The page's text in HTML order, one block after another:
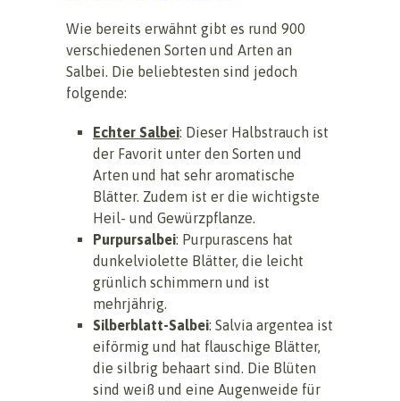
Wie bereits erwähnt gibt es rund 900
verschiedenen Sorten und Arten an
Salbei. Die beliebtesten sind jedoch
folgende:
Echter Salbei: Dieser Halbstrauch ist
der Favorit unter den Sorten und
Arten und hat sehr aromatische
Blätter. Zudem ist er die wichtigste
Heil- und Gewürzpflanze.
Purpursalbei: Purpurascens hat
dunkelviolette Blätter, die leicht
grünlich schimmern und ist
mehrjährig.
Silberblatt-Salbei: Salvia argentea ist
eiförmig und hat flauschige Blätter,
die silbrig behaart sind. Die Blüten
sind weiß und eine Augenweide für